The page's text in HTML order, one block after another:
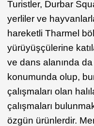
Turistler, Durbar
yerliler ve
hareketli Tharmel
yürüyüşçülerine
ve dans alanında
konumunda olup,
çalışmaları olan
çalışmaları
özgün ürünlerdir.